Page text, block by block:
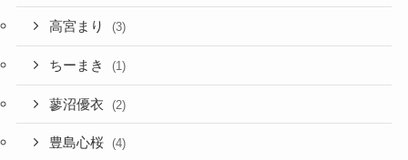
高宮まり (3)
ちーまき (1)
蓼沼優衣 (2)
豊島心桜 (4)